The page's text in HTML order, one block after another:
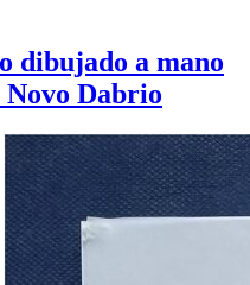
dibujado a mano
Dabrio